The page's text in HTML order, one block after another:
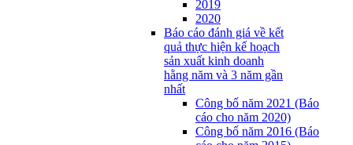
2019
2020
Báo cáo đánh giá về kết
quả thực hiện kế hoạch
sản xuất kinh doanh
hằng năm và 3 năm gần
nhất
Công bố năm 2021 (Báo
cáo cho năm 2020)
Công bố năm 2016 (Báo